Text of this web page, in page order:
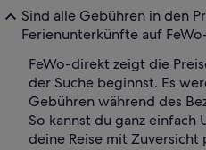
Sind alle Gebühren in den
Ferienunterkünfte auf
FeWo-direkt zeigt die
der Suche beginnst. Es
Gebühren während des
So kannst du ganz
deine Reise mit Zuversicht